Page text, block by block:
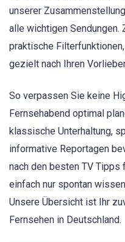
unserer
alle wichtigen
praktische
gezielt nach Ihren
So verpassen Sie keine
Fernsehabend optimal
klassische Unterhaltung,
informative Reportagen
nach den besten TV Tipps
einfach nur spontan
Unsere Übersicht ist Ihr
Fernsehen in Deutschland.